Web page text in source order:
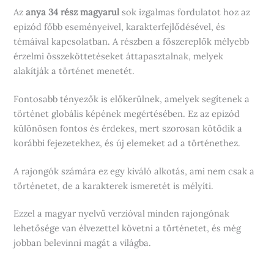
Azanya 34 rész magyarul sok izgalmas fordulatot hoz az
epizód főbb eseményeivel, karakterfejlődésével, és
témáival kapcsolatban. A részben a főszereplők mélyebb
érzelmi összeköttetéseket áttapasztalnak, melyek
alakítják a történet menetét.
Fontosabb tényezők is előkerülnek, amelyek segítenek a
történet globális képének megértésében. Ez az epizód
különösen fontos és érdekes, mert szorosan kötődik a
korábbi fejezetekhez, és új elemeket ad a történethez.
A rajongók számára ez egy kiváló alkotás, ami nem csak a
történetet, de a karakterek ismeretét is mélyíti.
Ezzel a magyar nyelvű verzióval minden rajongónak
lehetősége van élvezettel követni a történetet, és még
jobban belevinni magát a világba.